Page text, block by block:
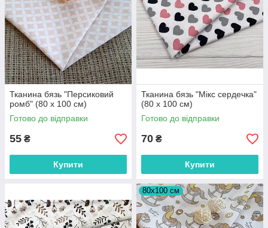
Тканина бязь "Персиковий
ромб" (80 х 100 см)
Готово до відправки
55 ₴
Купити
Тканина бязь "Мікс сердечка"
(80 х 100 см)
Готово до відправки
70 ₴
Купити
80х100 см